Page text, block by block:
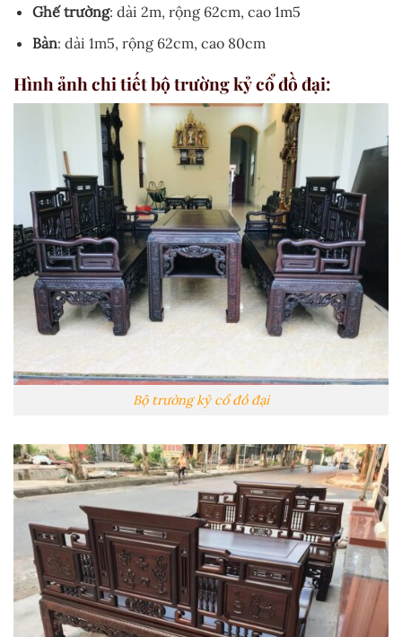
Ghế trường: dài 2m, rộng 62cm, cao 1m5
Bàn: dài 1m5, rộng 62cm, cao 80cm
Hình ảnh chi tiết bộ trường kỷ cổ đồ đại:
Bộ trường kỷ cổ đồ đại